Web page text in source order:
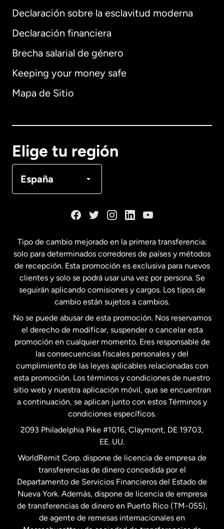
Declaración sobre la esclavitud moderna
Declaración financiera
Brecha salarial de género
Keeping your money safe
Mapa de Sitio
Elige tu región
España
Internacional English
Alemania
Français
Estados Unidos English
Estados Unidos Español
Francia
Malasia
Nueva Zelanda
Países Bajos
Suecia
Tipo de cambio mejorado en la primera transferencia:
solo para determinados corredores de países y métodos
de recepción. Esta promoción es exclusiva para nuevos
clientes y solo se podrá usar una vez por persona. Se
seguirán aplicando comisiones y cargos. Los tipos de
cambio están sujetos a cambios.
No se puede abusar de esta promoción. Nos reservamos
el derecho de modificar, suspender o cancelar esta
promoción en cualquier momento. Eres responsable de
las consecuencias fiscales personales y del
cumplimiento de las leyes aplicables relacionadas con
esta promoción. Los términos y condiciones de nuestro
sitio web y nuestra aplicación móvil, que se encuentran
a continuación, se aplican junto con estos Términos y
condiciones específicos.
2093 Philadelphia Pike #1016, Claymont, DE 19703,
EE. UU.
WorldRemit Corp. dispone de licencia de empresa de
transferencias de dinero concedida por el
Departamento de Servicios Financieros del Estado de
Nueva York. Además, dispone de licencia de empresa
de transferencias de dinero en Puerto Rico (TM-055),
de agente de remesas internacionales en